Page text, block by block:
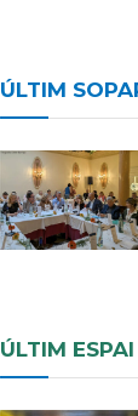
ÚLTIM
ÚLTIM